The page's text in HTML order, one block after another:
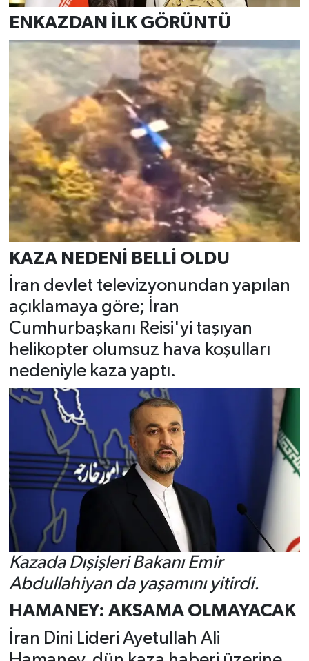
ENKAZDAN İLK GÖRÜNTÜ
KAZA NEDENİ BELLİ OLDU
İran devlet televizyonundan yapılan
açıklamaya göre; İran
Cumhurbaşkanı Reisi'yi taşıyan
helikopter olumsuz hava koşulları
nedeniyle kaza yaptı.
Kazada Dışişleri Bakanı Emir
Abdullahiyan da yaşamını yitirdi.
HAMANEY: AKSAMA OLMAYACAK
İran Dini Lideri Ayetullah Ali